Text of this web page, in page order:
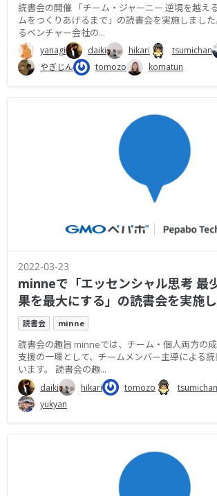
読書会の開催 「チーム・ジャーニー 逆境を越え
ムをつくりあげるまで」の読書会を実施しまし
るベンチャー会社の...
yanagi daiki hikari tsumichan
やぎじん
tomozo komatun
2022-03-23
minneで「エッセンシャル思考 最
果を最大にする」の読書会を実施
読書会 minne
読書会の趣旨 minneでは、チーム・個人両方の
支援の一環として、チームメンバー主導による
います。 読書会の趣...
daiki hikari tomozo tsumichan
yukyan